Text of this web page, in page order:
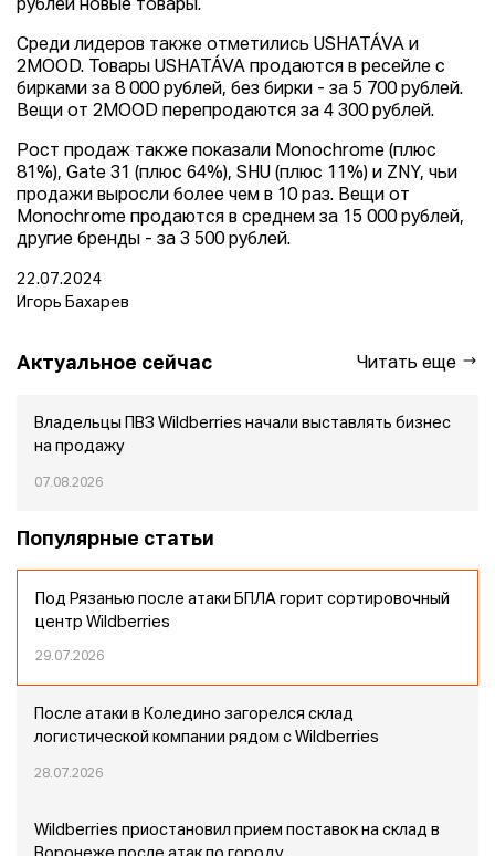
рублей новые товары.
Среди лидеров также отметились USHATÁVA и
2MOOD. Товары USHATÁVA продаются в ресейле с
бирками за 8 000 рублей, без бирки - за 5 700 рублей.
Вещи от 2MOOD перепродаются за 4 300 рублей.
Рост продаж также показали Monochrome (плюс
81%), Gate 31 (плюс 64%), SHU (плюс 11%) и ZNY, чьи
продажи выросли более чем в 10 раз. Вещи от
Monochrome продаются в среднем за 15 000 рублей,
другие бренды - за 3 500 рублей.
22.07.2024
Игорь Бахарев
Актуальное сейчас Читать еще
Владельцы ПВЗ Wildberries начали выставлять бизнес
на продажу
07.08.2026
Популярные статьи
Под Рязанью после атаки БПЛА горит сортировочный
центр Wildberries
29.07.2026
После атаки в Коледино загорелся склад
логистической компании рядом с Wildberries
28.07.2026
Wildberries приостановил прием поставок на склад в